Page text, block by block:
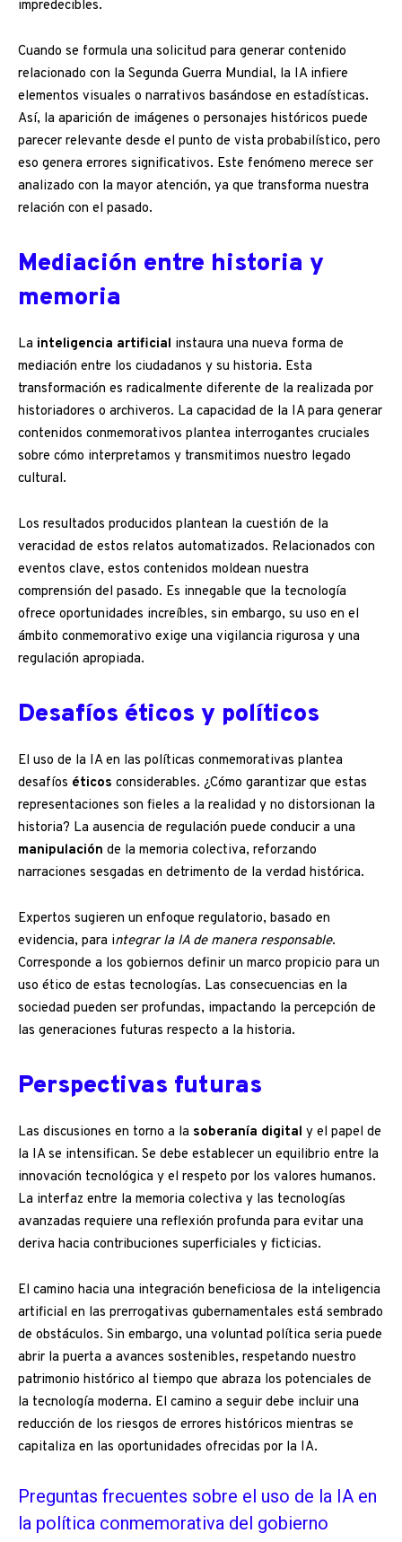
impredecibles.
Cuando se formula una solicitud para generar contenido
relacionado con la Segunda Guerra Mundial, la IA infiere
elementos visuales o narrativos basándose en estadísticas.
Así, la aparición de imágenes o personajes históricos puede
parecer relevante desde el punto de vista probabilístico, pero
eso genera errores significativos. Este fenómeno merece ser
analizado con la mayor atención, ya que transforma nuestra
relación con el pasado.
Mediación entre historia y
memoria
La inteligencia artificial instaura una nueva forma de
mediación entre los ciudadanos y su historia. Esta
transformación es radicalmente diferente de la realizada por
historiadores o archiveros. La capacidad de la IA para generar
contenidos conmemorativos plantea interrogantes cruciales
sobre cómo interpretamos y transmitimos nuestro legado
cultural.
Los resultados producidos plantean la cuestión de la
veracidad de estos relatos automatizados. Relacionados con
eventos clave, estos contenidos moldean nuestra
comprensión del pasado. Es innegable que la tecnología
ofrece oportunidades increíbles, sin embargo, su uso en el
ámbito conmemorativo exige una vigilancia rigurosa y una
regulación apropiada.
Desafíos éticos y políticos
El uso de la IA en las políticas conmemorativas plantea
desafíos éticos considerables. ¿Cómo garantizar que estas
representaciones son fieles a la realidad y no distorsionan la
historia? La ausencia de regulación puede conducir a una
manipulación de la memoria colectiva, reforzando
narraciones sesgadas en detrimento de la verdad histórica.
Expertos sugieren un enfoque regulatorio, basado en
evidencia, para integrar la IA de manera responsable.
Corresponde a los gobiernos definir un marco propicio para un
uso ético de estas tecnologías. Las consecuencias en la
sociedad pueden ser profundas, impactando la percepción de
las generaciones futuras respecto a la historia.
Perspectivas futuras
Las discusiones en torno a la soberanía digital y el papel de
la IA se intensifican. Se debe establecer un equilibrio entre la
innovación tecnológica y el respeto por los valores humanos.
La interfaz entre la memoria colectiva y las tecnologías
avanzadas requiere una reflexión profunda para evitar una
deriva hacia contribuciones superficiales y ficticias.
El camino hacia una integración beneficiosa de la inteligencia
artificial en las prerrogativas gubernamentales está sembrado
de obstáculos. Sin embargo, una voluntad política seria puede
abrir la puerta a avances sostenibles, respetando nuestro
patrimonio histórico al tiempo que abraza los potenciales de
la tecnología moderna. El camino a seguir debe incluir una
reducción de los riesgos de errores históricos mientras se
capitaliza en las oportunidades ofrecidas por la IA.
Preguntas frecuentes sobre el uso de la IA en
la política conmemorativa del gobierno